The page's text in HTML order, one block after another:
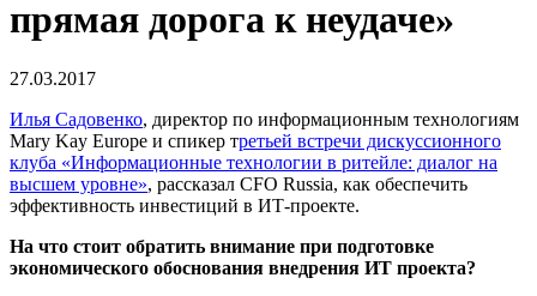
прямая дорога к неудаче»
27.03.2017
Илья Садовенко, директор по информационным технологиям
Mary Kay Europe и спикер третьей встречи дискуссионного
клуба «Информационные технологии в ритейле: диалог на
высшем уровне», рассказал CFO Russia, как обеспечить
эффективность инвестиций в ИТ-проекте.
На что стоит обратить внимание при подготовке
экономического обоснования внедрения ИТ проекта?